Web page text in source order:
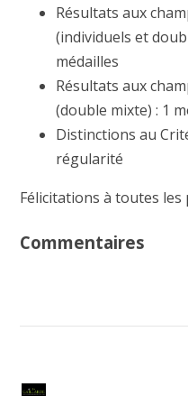
Résultats aux
(individuels et
médailles
Résultats aux
(double mixte) : 1
Distinctions au
régularité
Félicitations à toutes
Commentaires